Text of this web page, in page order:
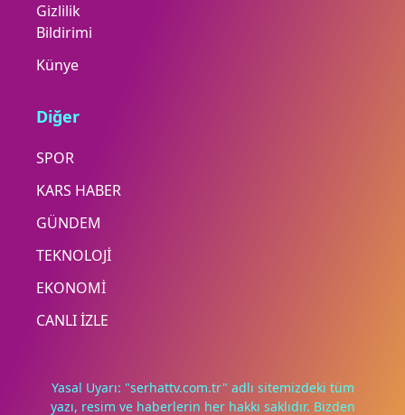
Gizlilik
Bildirimi
Künye
Diğer
SPOR
KARS HABER
GÜNDEM
TEKNOLOJİ
EKONOMİ
CANLI İZLE
Yasal Uyarı: "serhattv.com.tr" adlı sitemizdeki tüm
yazı, resim ve haberlerin her hakkı saklıdır. Bizden